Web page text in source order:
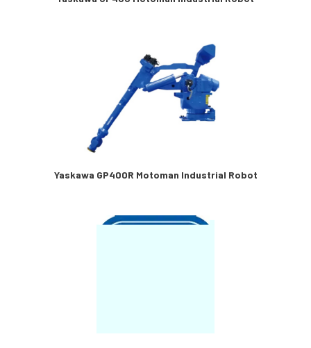
Yaskawa GP400R Motoman Industrial Robot